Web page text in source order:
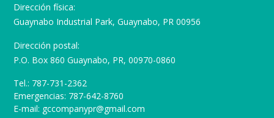
Dirección física:
Guaynabo Industrial Park, Guaynabo, PR 00956
Dirección postal:
P.O. Box 860 Guaynabo, PR, 00970-0860
Tel.: 787-731-2362
Emergencias: 787-642-8760
E-mail: gccompanypr@gmail.com